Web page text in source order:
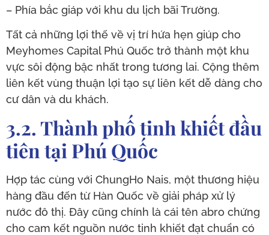
– Phía bắc giáp với khu du lịch bãi Trường.
Tất cả những lợi thế về vị trí hứa hẹn giúp cho
Meyhomes Capital Phú Quốc trở thành một khu
vực sôi động bậc nhất trong tương lai. Cộng thêm
liên kết vùng thuận lợi tạo sự liên kết dễ dàng cho
cư dân và du khách.
3.2. Thành phố tinh khiết đầu
tiên tại Phú Quốc
Hợp tác cùng với ChungHo Nais, một thương hiệu
hàng đầu đến từ Hàn Quốc về giải pháp xử lý
nước đô thị. Đây cũng chính là cái tên abro chứng
cho cam kết nguồn nước tinh khiết đạt chuẩn có